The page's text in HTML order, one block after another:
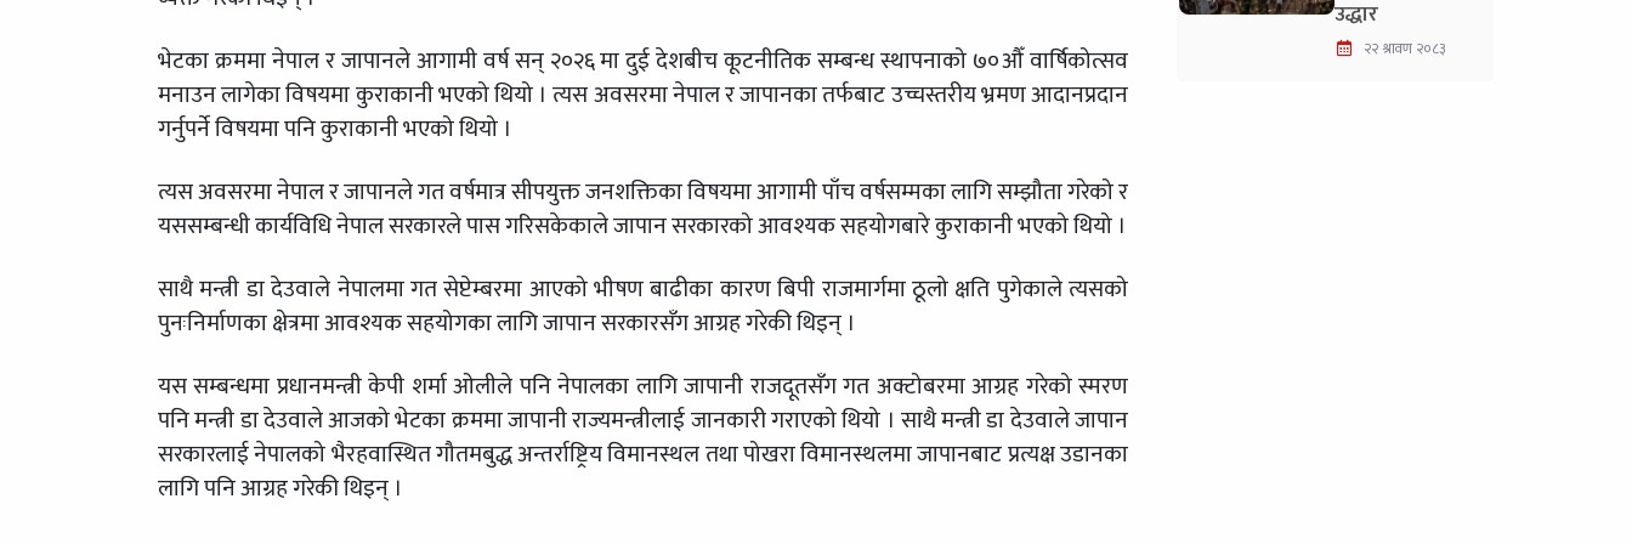
भेटका क्रममा नेपाल र जापानले आगामी वर्ष सन् २०२६ मा दुई देशबीच कूटनीतिक सम्बन्ध स्थापनाको ७०औँ वार्षिकोत्सव
मनाउन लागेका विषयमा कुराकानी भएको थियो । त्यस अवसरमा नेपाल र जापानका तर्फबाट उच्चस्तरीय भ्रमण आदानप्रदान
गर्नुपर्ने विषयमा पनि कुराकानी भएको थियो ।
त्यस अवसरमा नेपाल र जापानले गत वर्षमात्र सीपयुक्त जनशक्तिका विषयमा आगामी पाँच वर्षसम्मका लागि सम्झौता गरेको र
यससम्बन्धी कार्यविधि नेपाल सरकारले पास गरिसकेकाले जापान सरकारको आवश्यक सहयोगबारे कुराकानी भएको थियो ।
साथै मन्त्री डा देउवाले नेपालमा गत सेप्टेम्बरमा आएको भीषण बाढीका कारण बिपी राजमार्गमा ठूलो क्षति पुगेकाले त्यसको
पुनःनिर्माणका क्षेत्रमा आवश्यक सहयोगका लागि जापान सरकारसँग आग्रह गरेकी थिइन् ।
यस सम्बन्धमा प्रधानमन्त्री केपी शर्मा ओलीले पनि नेपालका लागि जापानी राजदूतसँग गत अक्टोबरमा आग्रह गरेको स्मरण
पनि मन्त्री डा देउवाले आजको भेटका क्रममा जापानी राज्यमन्त्रीलाई जानकारी गराएको थियो । साथै मन्त्री डा देउवाले जापान
सरकारलाई नेपालको भैरहवास्थित गौतमबुद्ध अन्तर्राष्ट्रिय विमानस्थल तथा पोखरा विमानस्थलमा जापानबाट प्रत्यक्ष उडानका
लागि पनि आग्रह गरेकी थिइन् ।
उद्धार
२२ श्रावण २०८३